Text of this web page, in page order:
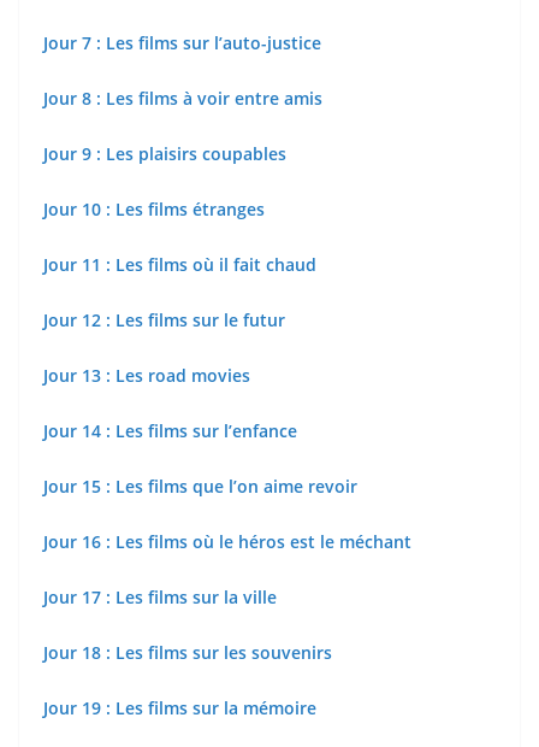
Jour 7 : Les films sur l’auto-justice
Jour 8 : Les films à voir entre amis
Jour 9 : Les plaisirs coupables
Jour 10 : Les films étranges
Jour 11 : Les films où il fait chaud
Jour 12 : Les films sur le futur
Jour 13 : Les road movies
Jour 14 : Les films sur l’enfance
Jour 15 : Les films que l’on aime revoir
Jour 16 : Les films où le héros est le méchant
Jour 17 : Les films sur la ville
Jour 18 : Les films sur les souvenirs
Jour 19 : Les films sur la mémoire